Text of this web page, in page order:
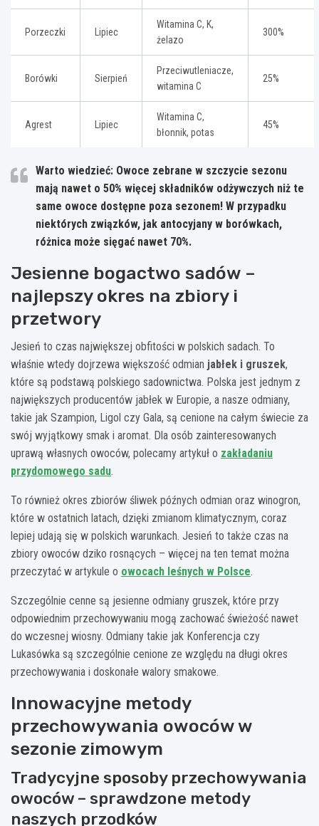
Porzeczki Lipiec
Witamina C, K,
żelazo
300%
Borówki Sierpień
Przeciwutleniacze,
witamina C
25%
Agrest Lipiec
Witamina C,
błonnik, potas
45%
Warto wiedzieć: Owoce zebrane w szczycie sezonu
mają nawet o 50% więcej składników odżywczych niż te
same owoce dostępne poza sezonem! W przypadku
niektórych związków, jak antocyjany w borówkach,
różnica może sięgać nawet 70%.
Jesienne bogactwo sadów –
najlepszy okres na zbiory i
przetwory
Jesień to czas największej obfitości w polskich sadach. To
właśnie wtedy dojrzewa większość odmian jabłek i gruszek,
które są podstawą polskiego sadownictwa. Polska jest jednym z
największych producentów jabłek w Europie, a nasze odmiany,
takie jak Szampion, Ligol czy Gala, są cenione na całym świecie za
swój wyjątkowy smak i aromat. Dla osób zainteresowanych
uprawą własnych owoców, polecamy artykuł o zakładaniu
przydomowego sadu.
To również okres zbiorów śliwek późnych odmian oraz winogron,
które w ostatnich latach, dzięki zmianom klimatycznym, coraz
lepiej udają się w polskich warunkach. Jesień to także czas na
zbiory owoców dziko rosnących – więcej na ten temat można
przeczytać w artykule o owocach leśnych w Polsce.
Szczególnie cenne są jesienne odmiany gruszek, które przy
odpowiednim przechowywaniu mogą zachować świeżość nawet
do wczesnej wiosny. Odmiany takie jak Konferencja czy
Lukasówka są szczególnie cenione ze względu na długi okres
przechowywania i doskonałe walory smakowe.
Innowacyjne metody
przechowywania owoców w
sezonie zimowym
Tradycyjne sposoby przechowywania
owoców – sprawdzone metody
naszych przodków